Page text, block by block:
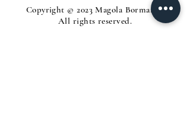
Copyright © 2023 Magola Borman®.
All rights reserved.